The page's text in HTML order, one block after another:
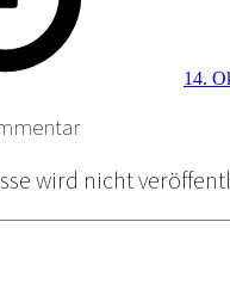
14.
wird nicht